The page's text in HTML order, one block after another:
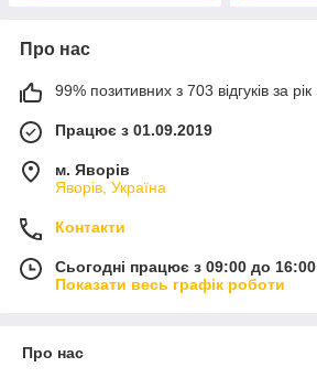
Про нас
99% позитивних з 703 відгуків за рік
Працює з 01.09.2019
м. Яворів
Яворів, Україна
Контакти
Сьогодні працює з 09:00 до 16:00
Показати весь графік роботи
Про нас